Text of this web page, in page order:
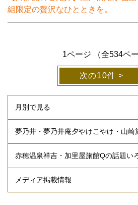
組限定の贅沢なひとときを。
1ページ （全534ペー
次の10件